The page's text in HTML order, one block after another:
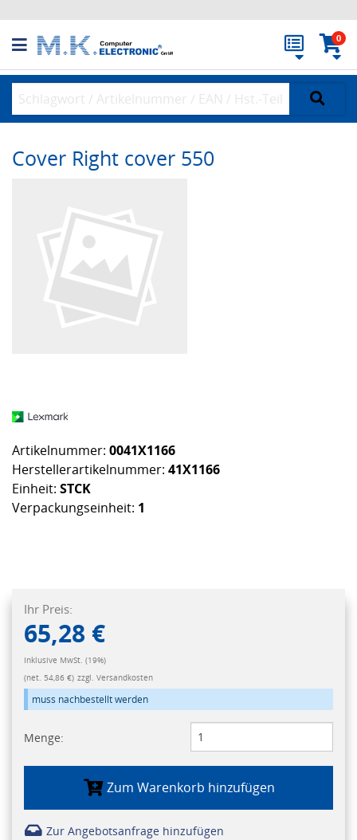
0
Cover Right cover 550
Artikelnummer: 0041X1166
Herstellerartikelnummer: 41X1166
Einheit: STCK
Verpackungseinheit: 1
Ihr Preis:
65,28 €
Inklusive MwSt. (19%)
(net. 54,86 €) zzgl. Versandkosten
muss nachbestellt werden
Menge:
Zum Warenkorb hinzufügen
Zur Angebotsanfrage hinzufügen